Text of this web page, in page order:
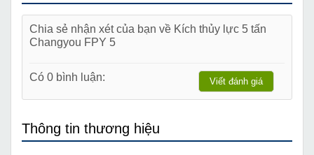
Chia sẻ nhận xét của bạn về Kích thủy lực 5 tấn
Changyou FPY 5
Có 0 bình luận: Viết đánh giá
Thông tin thương hiệu